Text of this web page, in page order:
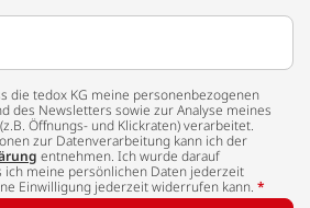
die tedox KG meine personenbezogenen
des Newsletters sowie zur Analyse meines
Öffnungs- und Klickraten) verarbeitet.
zur Datenverarbeitung kann ich der
entnehmen. Ich wurde darauf
ich meine persönlichen Daten jederzeit
Einwilligung jederzeit widerrufen kann. *